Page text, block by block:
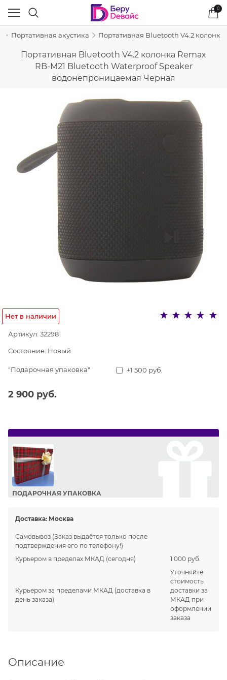
0
Портативная акустика Портативная Bluetooth V4.2
Портативная Bluetooth V4.2 колонка Remax
RB-M21 Bluetooth Waterproof Speaker
водонепроницаемая Черная
Нет в наличии
Артикул: 32298
Состояние: Новый
"Подарочная упаковка" +1 500 руб.
2 900 руб.
ПОДАРОЧНАЯ УПАКОВКА
Доставка: Москва
Самовывоз (Заказ выдаётся только после
подтверждения его по телефону!)
Курьером в пределах МКАД (сегодня) 1 000 руб.
Курьером за пределами МКАД (доставка в
день заказа)
Уточняйте
стоимость
доставки за
МКАД при
оформлении
заказа
Описание